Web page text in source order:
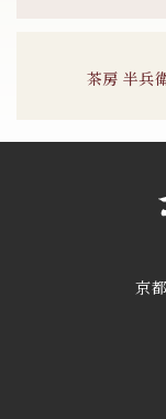
茶房 半兵
京